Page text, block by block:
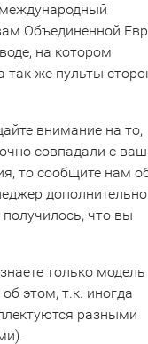
Объединенной
на котором
так же пульты
внимание на то,
совпадали с
то сообщите нам
дополнительно
что вы
только модель
этом, т.к. иногда
разными